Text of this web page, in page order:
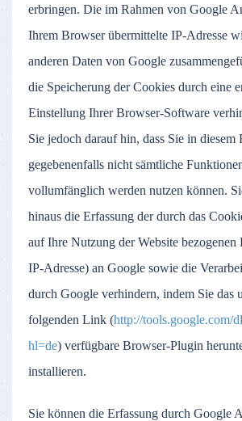
erbringen. Die im Rahmen von Google
Ihrem Browser übermittelte IP-Adresse
anderen Daten von Google
die Speicherung der Cookies durch eine
Einstellung Ihrer Browser-Software
Sie jedoch darauf hin, dass Sie in diesem
gegebenenfalls nicht sämtliche
vollumfänglich werden nutzen können.
hinaus die Erfassung der durch das
auf Ihre Nutzung der Website
IP-Adresse) an Google sowie die
durch Google verhindern, indem Sie das
folgenden Link (http://tools.google.com/
hl=de) verfügbare Browser-Plugin
installieren.
Sie können die Erfassung durch Google